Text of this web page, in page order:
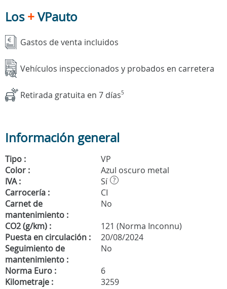
Los+VPauto
Gastos de venta incluidos
Vehículos inspeccionados y probados en carretera
Retirada gratuita en 7 días5
Información general
Tipo :
VP
Color :
Azul oscuro metal
IVA :
Sí ?
Carrocería :
CI
Carnet de
mantenimiento :
No
CO2 (g/km) :
121 (Norma Inconnu)
Puesta en circulación :
20/08/2024
Seguimiento de
mantenimiento :
No
Norma Euro :
6
Kilometraje :
3259